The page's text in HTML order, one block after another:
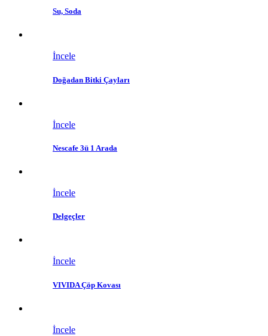
Su, Soda
İncele
Doğadan Bitki Çayları
İncele
Nescafe 3ü 1 Arada
İncele
Delgeçler
İncele
VIVIDA Çöp Kovası
İncele